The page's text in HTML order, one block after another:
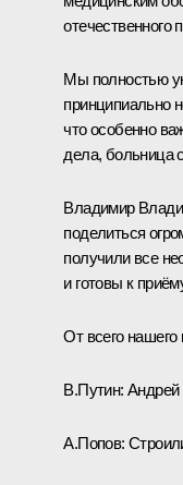
отечественного
Мы полностью
принципиально
что особенно
дела, больница
Владимир
поделиться
получили все
и готовы к
От всего нашего
В.Путин: Андрей
А.Попов: